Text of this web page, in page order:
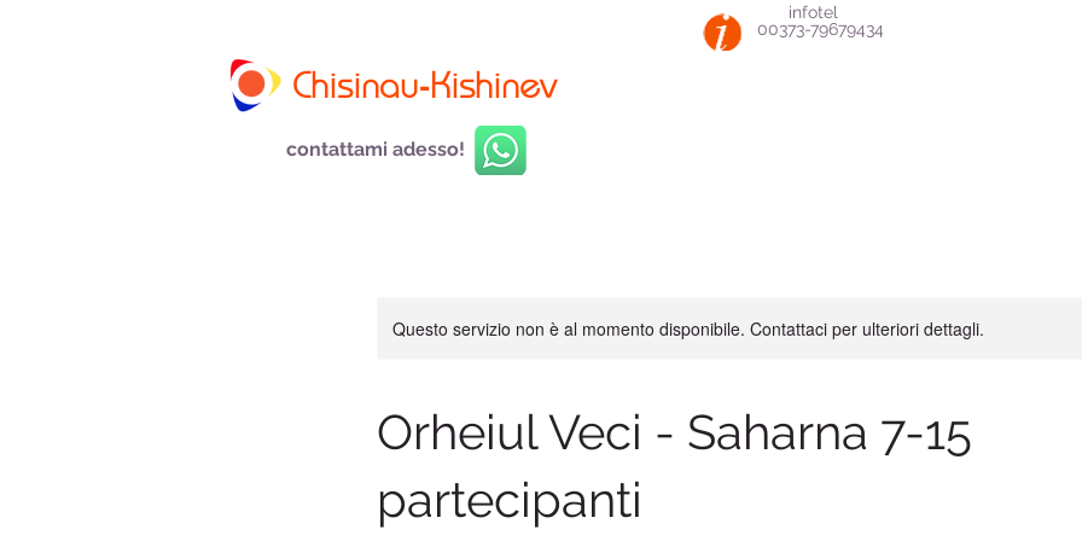
Chisinau-Kishinev
infotel
00373-79679434
contattami adesso!
Questo servizio non è al momento disponibile. Contattaci per ulteriori dettagli.
Orheiul Veci - Saharna 7-15
partecipanti